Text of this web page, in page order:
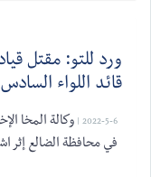
ورد للتو: مقتل
قائد اللواء
2022-5-6 |
وكالة المخا
في محافظة الضالع إثر